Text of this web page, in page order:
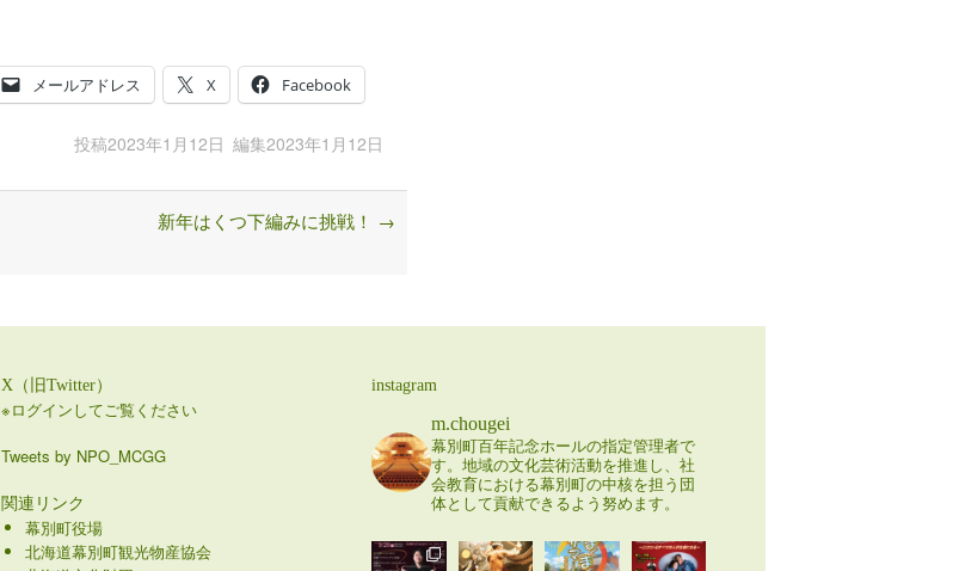
メールアドレス X Facebook
※ログインしてご覧ください
Tweets by NPO_MCGG
関連リンク
instagram
m.chougei
幕別町百年記念ホールの指定管理者で
す。地域の文化芸術活動を推進し、社
会教育における幕別町の中核を担う団
体として貢献できるよう努めます。